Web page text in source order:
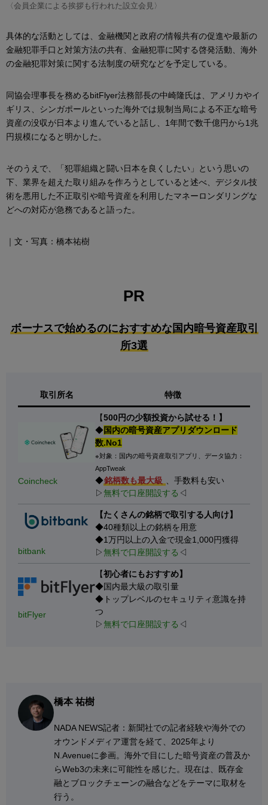
〈会員企業による挨拶も行われた設立会見〉
具体的な活動としては、金融機関と政府の情報共有の促進や最新の
金融犯罪手口と対策方法の共有、金融犯罪に関する啓発活動、海外
の金融犯罪対策に関する法制度の研究などを予定している。
同協会理事長を務めるbitFlyer法務部長の中崎隆氏は、アメリカやイ
ギリス、シンガポールといった海外では規制当局による不正な暗号
資産の没収が日本より進んでいると話し、1年間で数千億円から1兆
円規模になると明かした。
そのうえで、「犯罪組織と闘い日本を良くしたい」という思いの
下、業界を超えた取り組みを作ろうとしていると述べ、デジタル技
術を悪用した不正取引や暗号資産を利用したマネーロンダリングな
どへの対応が急務であると語った。
｜文・写真：橋本祐樹
PR
ボーナスで始めるのにおすすめな国内暗号資産取引
所3選
取引所名 特徴
Coincheck
【500円の少額投資から試せる！】
◆国内の暗号資産アプリダウンロード
数.No1
※対象：国内の暗号資産取引アプリ、データ協力：
AppTweak
◆銘柄数も最大級
、手数料も安い
▷無料で口座開設する ◁
bitbank
【たくさんの銘柄で取引する人向け】
◆40種類以上の銘柄を用意
◆1万円以上の入金で現金1,000円獲得
▷無料で口座開設する ◁
bitFlyer
【初心者にもおすすめ】
◆国内最大級の取引量
◆トップレベルのセキュリティ意識を持
つ
▷無料で口座開設する ◁
橋本 祐樹
NADA NEWS記者：新聞社での記者経験や海外での
オウンドメディア運営を経て、2025年より
N.Avenueに参画。海外で目にした暗号資産の普及か
らWeb3の未来に可能性を感じた。現在は、既存金
融とブロックチェーンの融合などをテーマに取材を
行う。